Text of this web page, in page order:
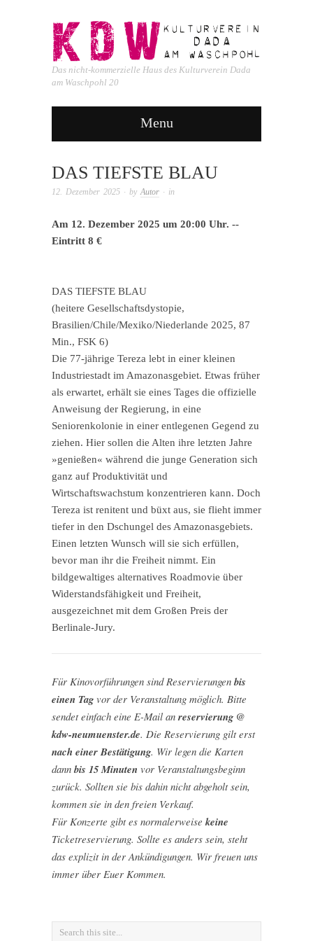
Das nicht-kommerzielle Haus des Kulturverein Dada
am Waschpohl 20
Menu
DAS TIEFSTE BLAU
12. Dezember 2025 · byAutor · in
Am 12. Dezember 2025 um 20:00 Uhr. --
Eintritt 8 €
DAS TIEFSTE BLAU
(heitere Gesellschaftsdystopie,
Brasilien/Chile/Mexiko/Niederlande 2025, 87
Min., FSK 6)
Die 77-jährige Tereza lebt in einer kleinen
Industriestadt im Amazonasgebiet. Etwas früher
als erwartet, erhält sie eines Tages die offizielle
Anweisung der Regierung, in eine
Seniorenkolonie in einer entlegenen Gegend zu
ziehen. Hier sollen die Alten ihre letzten Jahre
»genießen« während die junge Generation sich
ganz auf Produktivität und
Wirtschaftswachstum konzentrieren kann. Doch
Tereza ist renitent und büxt aus, sie flieht immer
tiefer in den Dschungel des Amazonasgebiets.
Einen letzten Wunsch will sie sich erfüllen,
bevor man ihr die Freiheit nimmt. Ein
bildgewaltiges alternatives Roadmovie über
Widerstandsfähigkeit und Freiheit,
ausgezeichnet mit dem Großen Preis der
Berlinale-Jury.
Für Kinovorführungen sind Reservierungen bis
einen Tag vor der Veranstaltung möglich. Bitte
sendet einfach eine E-Mail an reservierung @
kdw-neumuenster.de. Die Reservierung gilt erst
nach einer Bestätigung. Wir legen die Karten
dann bis 15 Minuten vor Veranstaltungsbeginn
zurück. Sollten sie bis dahin nicht abgeholt sein,
kommen sie in den freien Verkauf.
Für Konzerte gibt es normalerweise keine
Ticketreservierung. Sollte es anders sein, steht
das explizit in der Ankündigungen. Wir freuen uns
immer über Euer Kommen.